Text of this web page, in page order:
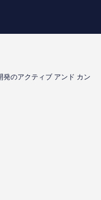
発のアクティブ アンド カン